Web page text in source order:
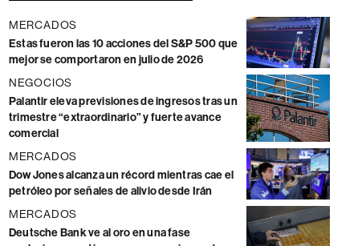
MERCADOS
Estas fueron las 10 acciones del S&P 500 que
mejor se comportaron en julio de 2026
NEGOCIOS
Palantir eleva previsiones de ingresos tras un
trimestre “extraordinario” y fuerte avance
comercial
MERCADOS
Dow Jones alcanza un récord mientras cae el
petróleo por señales de alivio desde Irán
MERCADOS
Deutsche Bank ve al oro en una fase